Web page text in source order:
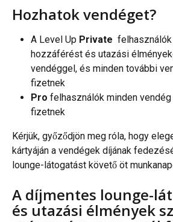
Hozhatok vendéget?
A Level Up Private
hozzáférést és utazási
vendéggel, és minden további
fizetnek
Pro felhasználók minden vendég
fizetnek
Kérjük, győződjön meg róla, hogy
kártyáján a vendégek díjának
lounge-látogatást követő öt
A díjmentes lounge-
és utazási élmények